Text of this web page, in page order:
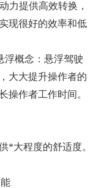
力提供高效转换，
现很好的效率和低
浮概念：悬浮驾驶
大大提升操作者的
操作者工作时间。
*大程度的舒适度。